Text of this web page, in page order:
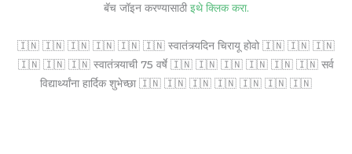
बॅच जॉइन करण्यासाठी इथे क्लिक करा.
🇮🇳 🇮🇳 🇮🇳 🇮🇳 🇮🇳 🇮🇳 स्वातंत्र्यदिन चिरायू होवो 🇮🇳 🇮🇳 🇮🇳
🇮🇳 🇮🇳 🇮🇳 स्वातंत्र्याची 75 वर्षे 🇮🇳 🇮🇳 🇮🇳 🇮🇳 🇮🇳 🇮🇳 सर्व
विद्यार्थ्यांना हार्दिक शुभेच्छा 🇮🇳 🇮🇳 🇮🇳 🇮🇳 🇮🇳 🇮🇳 🇮🇳